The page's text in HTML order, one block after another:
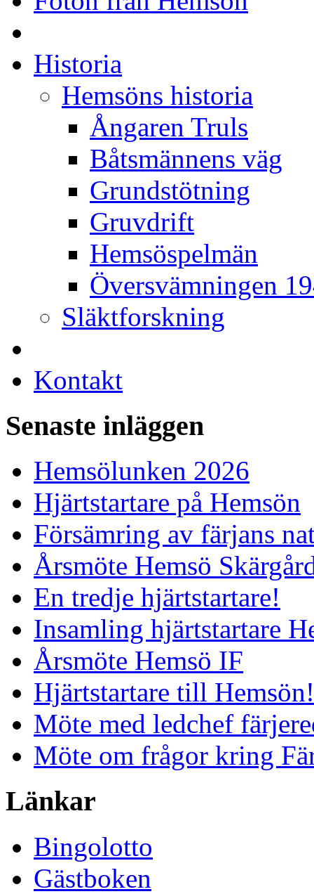
Historia
Hemsöns historia
Ångaren Truls
Båtsmännens väg
Grundstötning
Gruvdrift
Hemsöspelmän
Översvämningen
Släktforskning
Kontakt
Senaste inläggen
Hemsölunken 2026
Hjärtstartare på Hemsön
Försämring av färjans
Årsmöte Hemsö
En tredje hjärtstartare!
Insamling hjärtstartare
Årsmöte Hemsö IF
Hjärtstartare till Hemsön!
Möte med ledchef
Möte om frågor kring
Länkar
Bingolotto
Gästboken